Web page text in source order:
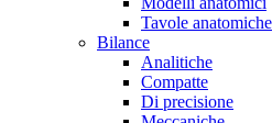
Tavole anatomiche
Bilance
Analitiche
Compatte
Di precisione